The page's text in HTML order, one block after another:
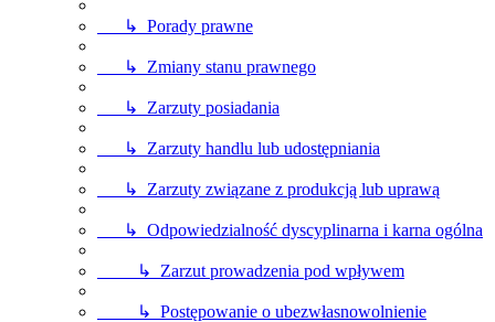
↳ Porady prawne
↳ Zmiany stanu prawnego
↳ Zarzuty posiadania
↳ Zarzuty handlu lub udostępniania
↳ Zarzuty związane z produkcją lub uprawą
↳ Odpowiedzialność dyscyplinarna i karna ogólna
↳ Zarzut prowadzenia pod wpływem
↳ Postępowanie o ubezwłasnowolnienie